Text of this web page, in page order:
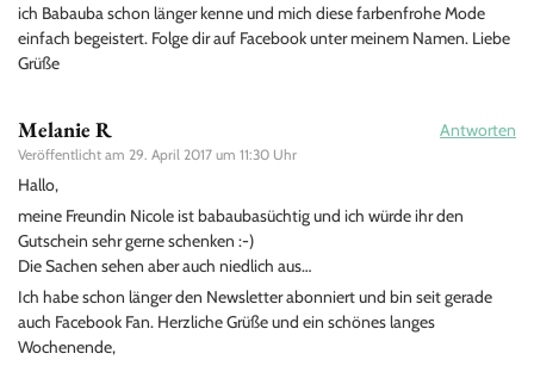
ich Babauba schon länger kenne und mich diese farbenfrohe Mode
einfach begeistert. Folge dir auf Facebook unter meinem Namen. Liebe
Grüße
Melanie R
Veröffentlicht am 29. April 2017 um 11:30 Uhr
Antworten
Hallo,
meine Freundin Nicole ist babaubasüchtig und ich würde ihr den
Gutschein sehr gerne schenken :-)
Die Sachen sehen aber auch niedlich aus…
Ich habe schon länger den Newsletter abonniert und bin seit gerade
auch Facebook Fan. Herzliche Grüße und ein schönes langes
Wochenende,